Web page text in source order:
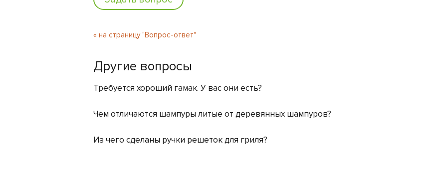
« на страницу "Вопрос-ответ"
Другие вопросы
Требуется хороший гамак. У вас они есть?
Чем отличаются шампуры литые от деревянных шампуров?
Из чего сделаны ручки решеток для гриля?